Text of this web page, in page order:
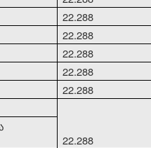
22.288
22.288
22.288
22.288
22.288
22.288